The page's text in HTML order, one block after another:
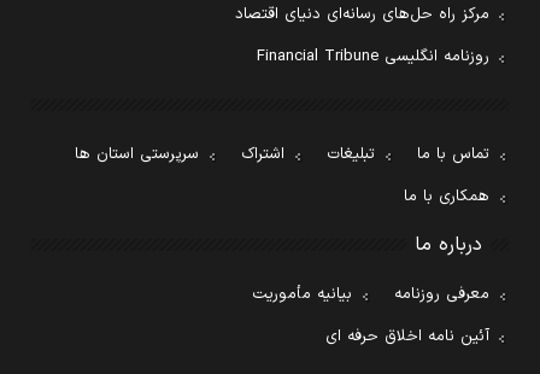
مرکز راه حل‌های رسانه‌ای دنیای اقتصاد
روزنامه انگلیسی Financial Tribune
تماس با ما تبلیغات اشتراک
سرپرستی استان ها
همکاری با ما
درباره ما
معرفی روزنامه
بیانیه مأموریت
آئین نامه اخلاق حرفه ای